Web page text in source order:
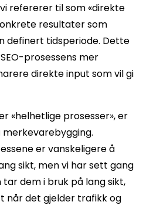
refererer til som «direkte
resultater som
definert tidsperiode. Dette
prosessens mer
direkte input som vil gi
«helhetlige prosesser», er
er vanskeligere å
sikt, men vi har sett gang
dem i bruk på lang sikt,
når det gjelder trafikk og